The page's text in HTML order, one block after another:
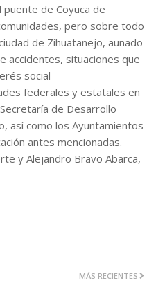
de Coyuca de
pero sobre todo
de Zihuatanejo, aunado
accidentes, situaciones que
social
federales y estatales en
de Desarrollo
así como los Ayuntamientos
antes mencionadas.
y Alejandro Bravo Abarca,
MÁS RECIENTES